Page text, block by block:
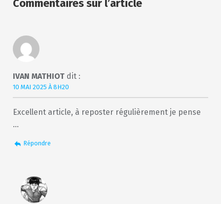
IVAN MATHIOT dit :
10 MAI 2025 À 8H20
Excellent article, à reposter régulièrement je pense
…
Répondre